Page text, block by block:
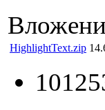
HighlightText.zip